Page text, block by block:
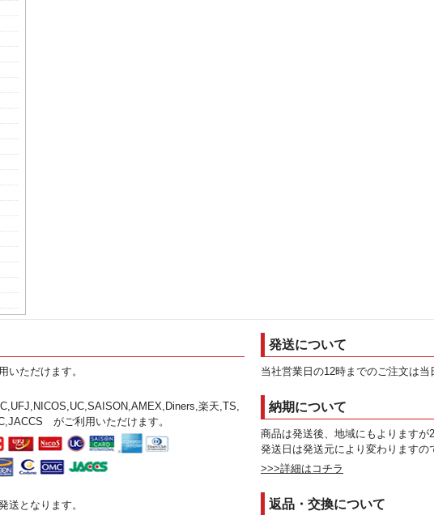
いただけます。
楽天,TS,
がご利用いただけます。
送となります。
発送について
当社営業日の12時までのご注文は当
納期について
商品は発送後、地域にもよりますが
発送日は発送元により変わりますの
>>>詳細はコチラ
返品・交換について